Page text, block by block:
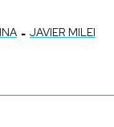
- JAVIER MILEI